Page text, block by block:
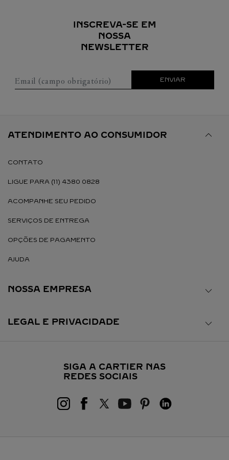
INSCREVA-SE EM
NOSSA
NEWSLETTER
Email (campo obrigatório) ENVIAR
ATENDIMENTO AO CONSUMIDOR
CONTATO
LIGUE PARA (11) 4380 0828
ACOMPANHE SEU PEDIDO
SERVIÇOS DE ENTREGA
OPÇÕES DE PAGAMENTO
AJUDA
NOSSA EMPRESA
LEGAL E PRIVACIDADE
SIGA A CARTIER NAS
REDES SOCIAIS